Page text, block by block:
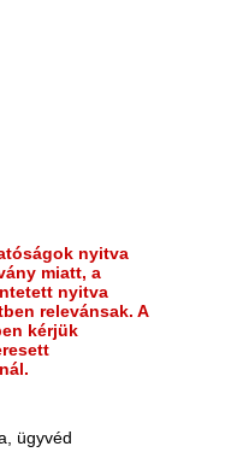
nyitva
miatt, a
nyitva
relevánsak. A
kérjük
ügyvéd